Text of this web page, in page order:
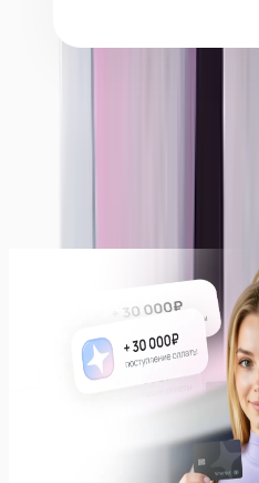
Платим всегда
Ежедневные выплаты —
выплат. Вы также можете
неделю или месяц.
комфортно вам — мы
предоставить вам